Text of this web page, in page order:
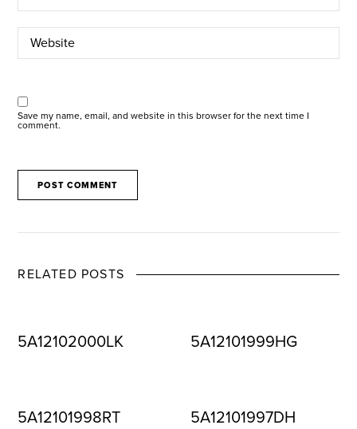
Save my name, email, and website in this browser for the next time I
comment.
RELATED POSTS
5A12102000LK 5A12101999HG
5A12101998RT 5A12101997DH